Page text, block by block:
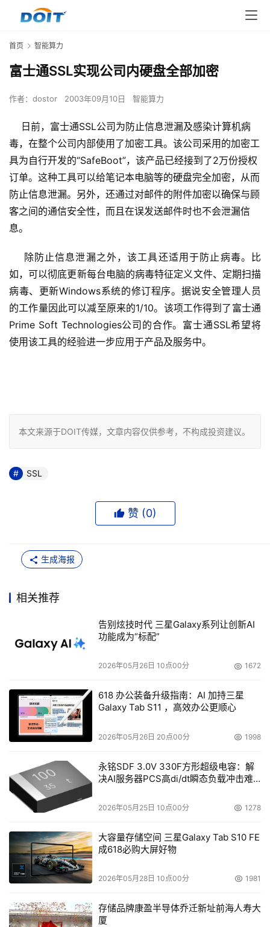
首页 智能算力
富士通SSL实现公司内硬盘全部加密
作者： dostor 2003年09月10日 智能算力
日前，富士通SSL公司为防止信息泄漏及感染计算机病
毒，在整个公司内部使用了加密工具。该公司采用的加密工
具为自行开发的“SafeBoot”，该产品已经接到了2万份授权
订单。这种工具可以给笔记本电脑等的硬盘完全加密，从而
防止信息泄漏。另外，还通过对邮件的附件加密以确保与顾
客之间的通信安全性，而且在误发送邮件时也不会泄漏信
息。
除防止信息泄漏之外，该工具还适用于防止病毒。比
如，可以彻底更新每台电脑的病毒特征定义文件、定期扫描
病毒、更新Windows系统的修订程序。据说安全管理人员
的工作量因此可以减至原来的1/10。该项工作得到了富士通
Prime Soft Technologies公司的合作。富士通SSL希望将
使用该工具的经验进一步应用于产品及服务中。
本文来源于DOIT传媒，文章内容仅供参考，不构成投资建议。
SSL
赞 (0)
生成海报
相关推荐
告别炫技时代 三星Galaxy系列让创新AI
功能成为“标配”
2026年05月26日 10点00分 1672
618 办公装备升级指南：AI 加持三星
Galaxy Tab S11 ，高效办公更顺心
2026年05月26日 20点00分 1998
永铭SDF 3.0V 330F方形超级电容：解
决AI服务器PCS高di/dt瞬态负载冲击难
2026年05月25日 10点00分 1278
大容量存储空间 三星Galaxy Tab S10 FE
成618必购大屏好物
2026年05月28日 10点00分 1981
存储品牌康盈半导体乔迁新址前海人寿大
厦